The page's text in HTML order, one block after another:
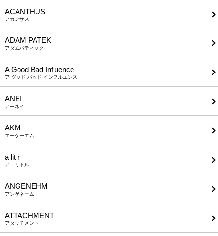
ACANTHUS
アカンサス
ADAM PATEK
アダムパティック
A Good Bad Influence
ア グッド バッド インフルエンス
ANEI
アーネイ
AKM
エーケーエム
a lit r
ア リトル
ANGENEHM
アンゲネーム
ATTACHMENT
アタッチメント